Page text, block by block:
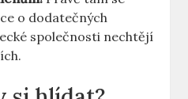
o dodatečných
společnosti nechtějí